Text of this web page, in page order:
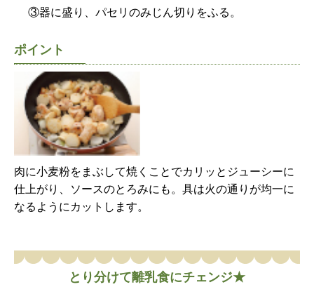
③器に盛り、パセリのみじん切りをふる。
ポイント
肉に小麦粉をまぶして焼くことでカリッとジューシーに
仕上がり、ソースのとろみにも。具は火の通りが均一に
なるようにカットします。
とり分けて離乳食にチェンジ★